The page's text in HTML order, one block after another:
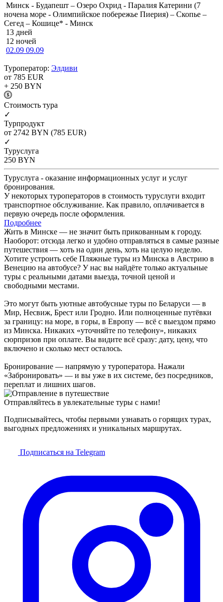
Минск - Будапешт – Озеро Охрид - Паралия Катерини (7
ночена море - Олимпийское побережье Пиерия) – Скопье –
Сегед – Кошице* - Минск
13 дней
12 ночей
02.09 09.09
Туроператор: Элдиви
от 785 EUR
+ 250 BYN
Cтоимость тура
✓
Турпродукт
от 2742 BYN (785 EUR)
✓
Туруслуга
250 BYN
Туруслуга - оказание информационных услуг и услуг
бронирования.
У некоторых туроператоров в стоимость туруслуги входит
транспортное обслуживание. Как правило, оплачивается в
первую очередь после оформления.
Подробнее
Жить в Минске — не значит быть прикованным к городу.
Наоборот: отсюда легко и удобно отправляться в самые разные
путешествия — хоть на один день, хоть на целую неделю.
Хотите устроить себе Пляжные туры из Минска в Австрию в
Венецию на автобусе? У нас вы найдёте только актуальные
туры с реальными датами выезда, точной ценой и
свободными местами.
Это могут быть уютные автобусные туры по Беларуси — в
Мир, Несвиж, Брест или Гродно. Или полноценные путёвки
за границу: на море, в горы, в Европу — всё с выездом прямо
из Минска. Никаких «уточняйте по телефону», никаких
сюрпризов при оплате. Вы видите всё сразу: дату, цену, что
включено и сколько мест осталось.
Бронирование — напрямую у туроператора. Нажали
«Забронировать» — и вы уже в их системе, без посредников,
переплат и лишних шагов.
Отправляйтесь в увлекательные туры с нами!
Подписывайтесь, чтобы первыми узнавать о горящих турах,
выгодных предложениях и уникальных маршрутах.
Подписаться на Telegram